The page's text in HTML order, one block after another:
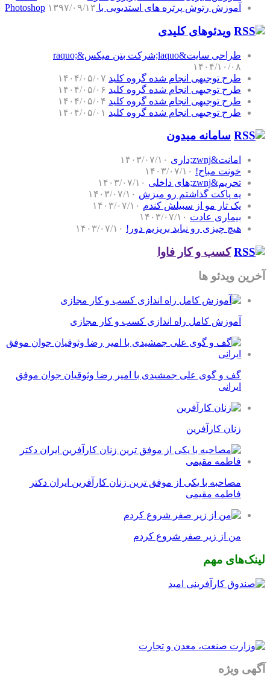
آموزش رتوش پرتره های استدیویی با Photoshop ۱۳۹۷/۰۹/۱۳
ویدئوهای کلیدی
طراحی سایت&laquo;شرکت بتن میکس&raquo;
۱۴۰۴/۱۰/۰۸
طرح توجیهی انجام شده گروه کلید ۱۴۰۴/۰۵/۰۷
طرح توجیهی انجام شده گروه کلید ۱۴۰۴/۰۵/۰۶
طرح توجیهی انجام شده گروه کلید ۱۴۰۴/۰۵/۰۴
طرح توجیهی انجام شده گروه کلید ۱۴۰۴/۰۵/۰۱
سامانه میدون
امانت&zwnj;داری
۱۴۰۳/۰۷/۱۰
خونت مباح! ۱۴۰۳/۰۷/۱۰
تحریم&zwnj;های داخلی
۱۴۰۳/۰۷/۱۰
یه پاکت گذاشتم رو میزش ۱۴۰۳/۰۷/۱۰
یک تار مو از سبیلش کندم ۱۴۰۳/۰۷/۱۰
بیماری عادت ۱۴۰۳/۰۷/۱۰
هیچ چیزی رو نباید بریزیم دور! ۱۴۰۳/۰۷/۱۰
کسب و کار فاوا
آخرین ویدئو ها
آموزش کامل راه اندازی کسب و کار مجازی
گف و گوی علی جمشیدی با امیر رضا وثوقیان جوان موفق
ایرانی
زنان کارآفرین
مصاحبه با یکی از موفق ترین زنان کارآفرین ایران دکتر
فاطمه مقیمی
من از زیر صفر شروع کردم
لینک‌های مهم
آگهی ویژه